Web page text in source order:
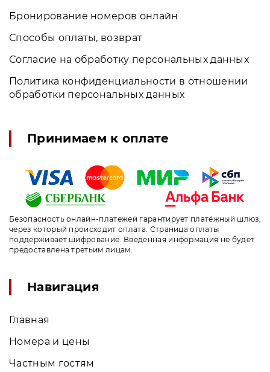
Бронирование номеров онлайн
Способы оплаты, возврат
Согласие на обработку персональных данных
Политика конфиденциальности в отношении
обработки персональных данных
Принимаем к оплате
Безопасность онлайн-платежей гарантирует платёжный шлюз,
через который происходит оплата. Страница оплаты
поддерживает шифрование. Введенная информация не будет
предоставлена третьим лицам.
Навигация
Главная
Номера и цены
Частным гостям